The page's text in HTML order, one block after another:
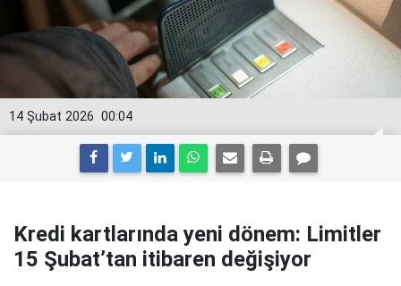
00:04
14 Şubat 2026
Kredi kartlarında yeni dönem: Limitler
15 Şubat’tan itibaren değişiyor